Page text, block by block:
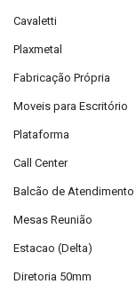
Cavaletti
Plaxmetal
Fabricação Própria
Moveis para Escritório
Plataforma
Call Center
Balcão de Atendimento
Mesas Reunião
Estacao (Delta)
Diretoria 50mm